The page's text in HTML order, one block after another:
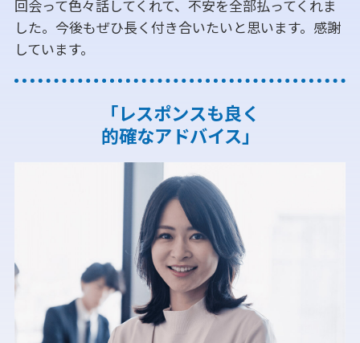
回会って色々話してくれて、不安を全部払ってくれま
した。今後もぜひ長く付き合いたいと思います。感謝
しています。
「レスポンスも良く
的確なアドバイス」